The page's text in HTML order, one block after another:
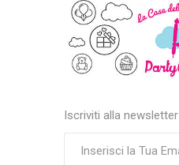
Iscriviti alla newsletter